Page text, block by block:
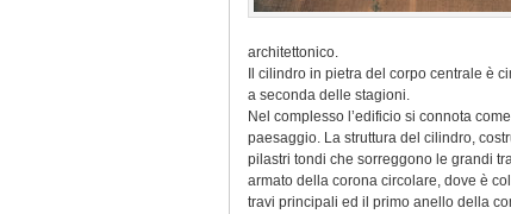
architettonico.
Il cilindro in pietra del corpo centrale è
a seconda delle stagioni.
Nel complesso l’edificio si connota
paesaggio. La struttura del cilindro,
pilastri tondi che sorreggono le grandi
armato della corona circolare, dove è
travi principali ed il primo anello della